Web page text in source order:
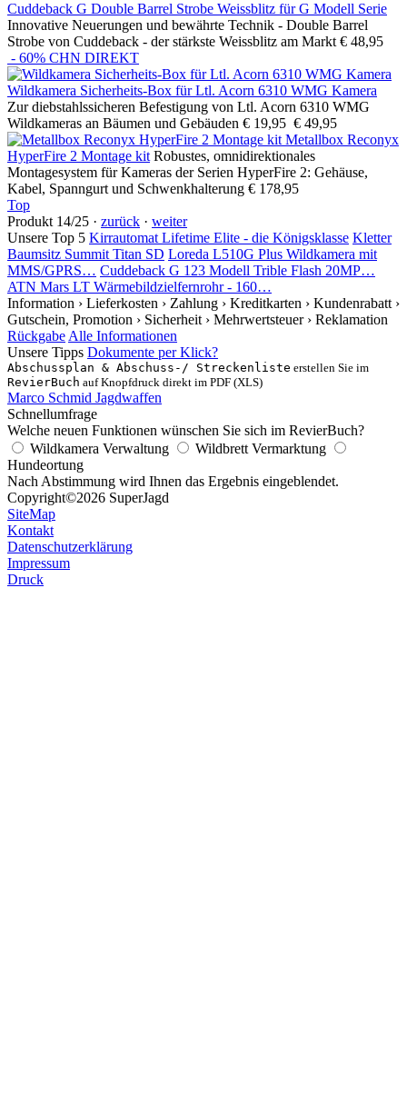
Cuddeback G Double Barrel Strobe Weissblitz für G Modell Serie
Innovative Neuerungen und bewährte Technik - Double Barrel
Strobe von Cuddeback - der stärkste Weissblitz am Markt € 48,95
- 60% CHN DIREKT
Wildkamera Sicherheits-Box für Ltl. Acorn 6310 WMG Kamera
Zur diebstahlssicheren Befestigung von Ltl. Acorn 6310 WMG
Wildkameras an Bäumen und Gebäuden € 19,95 € 49,95
Metallbox Reconyx
HyperFire 2 Montage kit Robustes, omnidirektionales
Montagesystem für Kameras der Serien HyperFire 2: Gehäuse,
Kabel, Spanngurt und Schwenkhalterung € 178,95
Top
Produkt 14/25 · zurück · weiter
Unsere Top 5 Kirrautomat Lifetime Elite - die Königsklasse Kletter
Baumsitz Summit Titan SD Loreda L510G Plus Wildkamera mit
MMS/GPRS… Cuddeback G 123 Modell Trible Flash 20MP…
ATN Mars LT Wärmebildzielfernrohr - 160…
Information › Lieferkosten › Zahlung › Kreditkarten › Kundenrabatt ›
Gutschein, Promotion › Sicherheit › Mehrwertsteuer › Reklamation
Rückgabe Alle Informationen
Unsere Tipps Dokumente per Klick?
Abschussplan & Abschuss-/ Streckenliste erstellen Sie im
RevierBuch auf Knopfdruck direkt im PDF (XLS)
Marco Schmid Jagdwaffen
Schnellumfrage
Welche neuen Funktionen wünschen Sie sich im RevierBuch?
Wildkamera Verwaltung
Wildbrett Vermarktung
Hundeortung
Nach Abstimmung wird Ihnen das Ergebnis eingeblendet.
Copyright©2026 SuperJagd
SiteMap
Kontakt
Datenschutzerklärung
Impressum
Druck